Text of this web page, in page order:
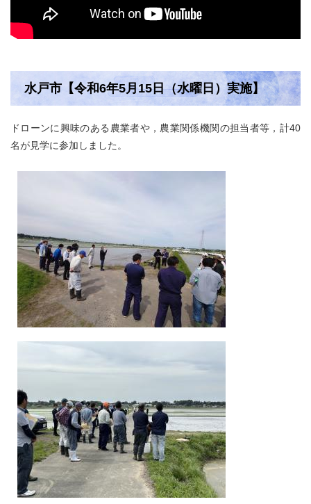
水戸市【令和6年5月15日（水曜日）実施​】
ドローンに興味のある農業者や，農業関係機関の担当者等，計40
名が見学に参加しました。